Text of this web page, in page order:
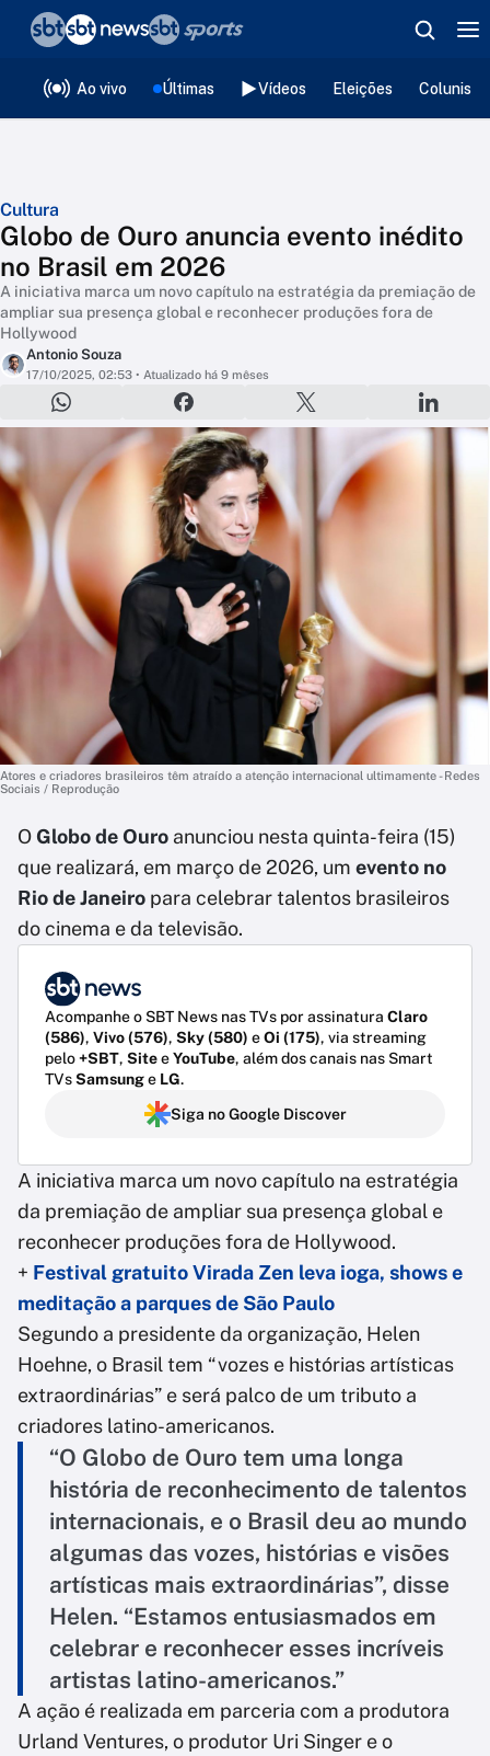
Ao vivo Últimas Vídeos Eleições
Cultura
Globo de Ouro anuncia evento inédito
no Brasil em 2026
A iniciativa marca um novo capítulo na estratégia da premiação de
ampliar sua presença global e reconhecer produções fora de
Hollywood
Antonio Souza
17/10/2025, 02:53 • Atualizado há 9 mêses
Atores e criadores brasileiros têm atraído a atenção internacional ultimamente - Redes
Sociais / Reprodução
OGlobo de Ouro anunciou nesta quinta-feira (15)
que realizará, em março de 2026, um evento no
Rio de Janeiro para celebrar talentos brasileiros
do cinema e da televisão.
Acompanhe o SBT News nas TVs por assinatura Claro
(586), Vivo (576), Sky (580) eOi (175), via streaming
pelo+SBT, SiteeYouTube, além dos canais nas Smart
TVsSamsunge LG.
Siga no Google Discover
A iniciativa marca um novo capítulo na estratégia
da premiação de ampliar sua presença global e
reconhecer produções fora de Hollywood.
+ Festival gratuito Virada Zen leva ioga, shows e
meditação a parques de São Paulo
Segundo a presidente da organização, Helen
Hoehne, o Brasil tem “vozes e histórias artísticas
extraordinárias” e será palco de um tributo a
criadores latino-americanos.
“O Globo de Ouro tem uma longa
história de reconhecimento de talentos
internacionais, e o Brasil deu ao mundo
algumas das vozes, histórias e visões
artísticas mais extraordinárias”, disse
Helen. “Estamos entusiasmados em
celebrar e reconhecer esses incríveis
artistas latino-americanos.”
A ação é realizada em parceria com a produtora
Urland Ventures, o produtor Uri Singer e o
❮voltar
Editorias